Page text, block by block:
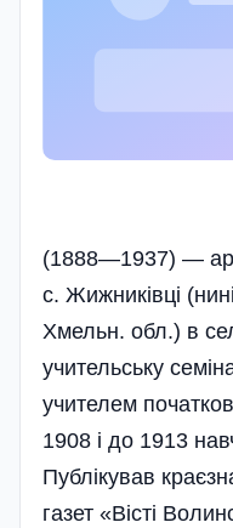
(1888—1937) —
с. Жижниківці
Хмельн. обл.) в
учительську
учителем
1908 і до 1913
Публікував
газет «Вісті